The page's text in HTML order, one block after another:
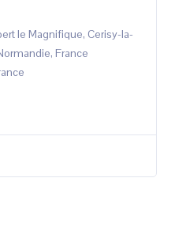
le Magnifique, Cerisy-la-
France